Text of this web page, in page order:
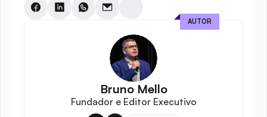
Bruno Mello
Fundador e Editor Executivo
AUTOR